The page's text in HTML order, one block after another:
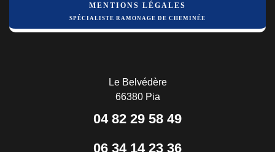
MENTIONS LÉGALES
SPÉCIALISTE RAMONAGE DE CHEMINÉE
Le Belvédère
66380 Pia
04 82 29 58 49
06 34 14 23 36